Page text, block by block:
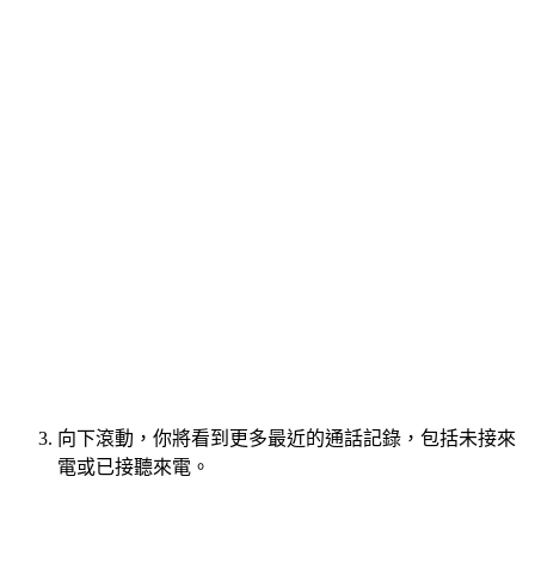
向下滾動，你將看到更多最近的通話記錄，包括未接來
電或已接聽來電。